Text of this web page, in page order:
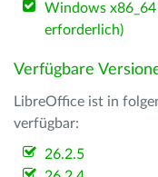
Windows
erforderlich)
Verfügbare
LibreOffice ist in
verfügbar:
26.2.5